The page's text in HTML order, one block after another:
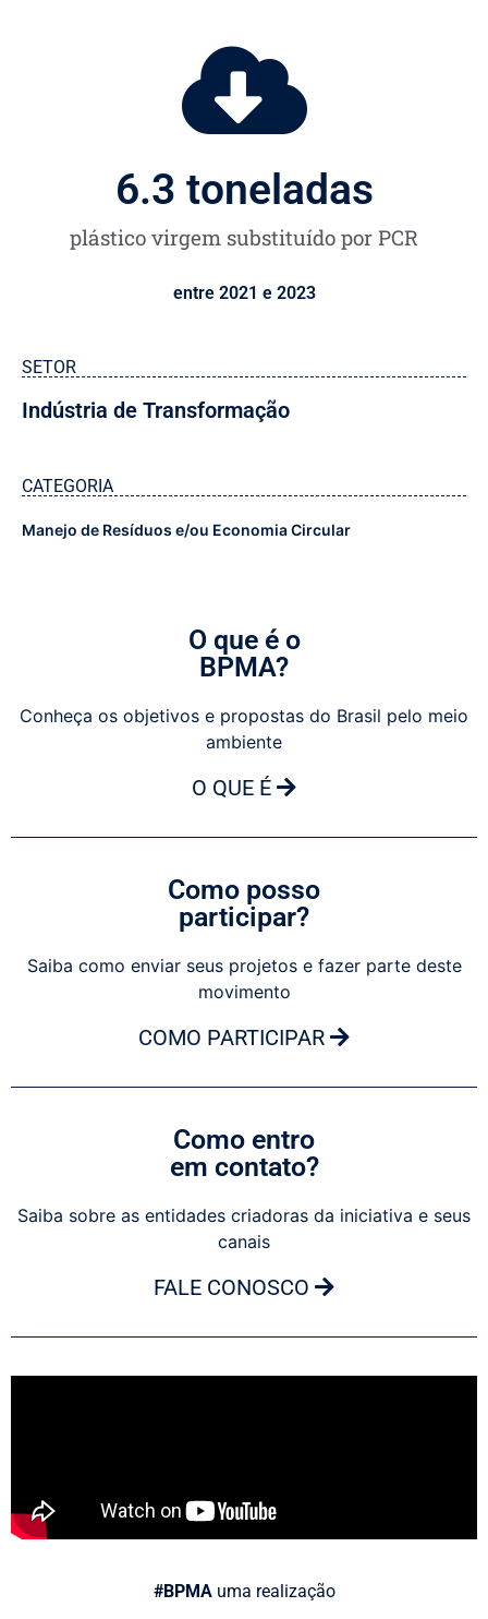
plástico virgem substituído por PCR
6.3 toneladas
entre 2021 e 2023
SETOR
Indústria de Transformação
CATEGORIA
Manejo de Resíduos e/ou Economia Circular
O que é o
BPMA?
Conheça os objetivos e propostas do Brasil pelo meio
ambiente
O QUE É
Como posso
participar?
Saiba como enviar seus projetos e fazer parte deste
movimento
COMO PARTICIPAR
Como entro
em contato?
Saiba sobre as entidades criadoras da iniciativa e seus
canais
FALE CONOSCO
#BPMAuma realização